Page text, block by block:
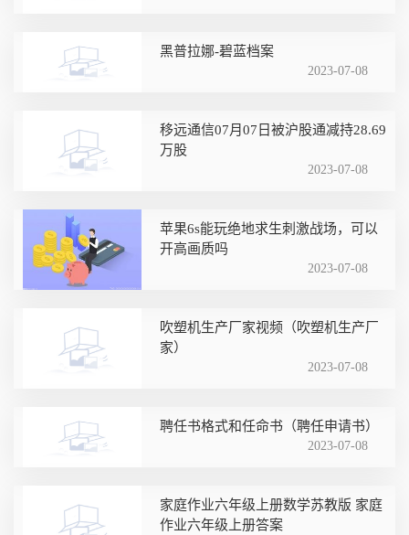
黑普拉娜-碧蓝档案
2023-07-08
移远通信07月07日被沪股通减持28.69
万股
2023-07-08
苹果6s能玩绝地求生刺激战场，可以
开高画质吗
2023-07-08
吹塑机生产厂家视频（吹塑机生产厂
家）
2023-07-08
聘任书格式和任命书（聘任申请书）
2023-07-08
家庭作业六年级上册数学苏教版 家庭
作业六年级上册答案